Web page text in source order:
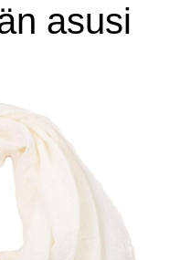
asusi